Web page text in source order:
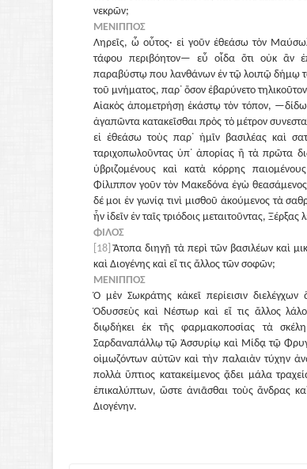
νεκρῶν;
ΜΕΝΙΠΠΟΣ
Ληρεῖς, ὦ οὗτος· εἰ γοῦν ἐθεάσω τὸν
τάφου περιβόητον— εὖ οἶδα ὅτι οὐκ ἂν
παραβύστῳ που λανθάνων ἐν τῷ λοιπῷ δήμῳ
τοῦ μνήματος, παρ᾽ ὅσον ἐβαρύνετο
Αἰακὸς ἀπομετρήσῃ ἑκάστῳ τὸν τόπον,
ἀγαπῶντα κατακεῖσθαι πρὸς τὸ μέτρον
εἰ ἐθεάσω τοὺς παρ᾽ ἡμῖν βασιλέας καὶ
ταριχοπωλοῦντας ὑπ᾽ ἀπορίας ἢ τὰ πρῶτα
ὑβριζομένους καὶ κατὰ κόρρης
Φίλιππον γοῦν τὸν Μακεδόνα ἐγὼ
δέ μοι ἐν γωνίᾳ τινὶ μισθοῦ ἀκούμενος τὰ
ἦν ἰδεῖν ἐν ταῖς τριόδοις μεταιτοῦντας,
ΦΙΛΟΣ
[18]Ἄτοπα διηγῇ τὰ περὶ τῶν βασιλέων καὶ
καὶ Διογένης καὶ εἴ τις ἄλλος τῶν σοφῶν;
ΜΕΝΙΠΠΟΣ
Ὁ μὲν Σωκράτης κἀκεῖ περίεισιν
Ὀδυσσεὺς καὶ Νέστωρ καὶ εἴ τις ἄλλος
διῳδήκει ἐκ τῆς φαρμακοποσίας τὰ
Σαρδαναπάλλῳ τῷ Ἀσσυρίῳ καὶ Μίδᾳ τῷ
οἰμωζόντων αὐτῶν καὶ τὴν παλαιὰν τύχην
πολλὰ ὕπτιος κατακείμενος ᾄδει μάλα
ἐπικαλύπτων, ὥστε ἀνιᾶσθαι τοὺς ἄνδρας
Διογένην.